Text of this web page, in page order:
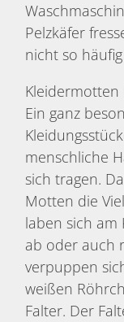
Pelzkäfer
nicht so
Kleidermotten
Ein ganz
menschliche
sich tragen.
Motten die
laben sich am
ab oder auch
verpuppen
weißen
Falter. Der